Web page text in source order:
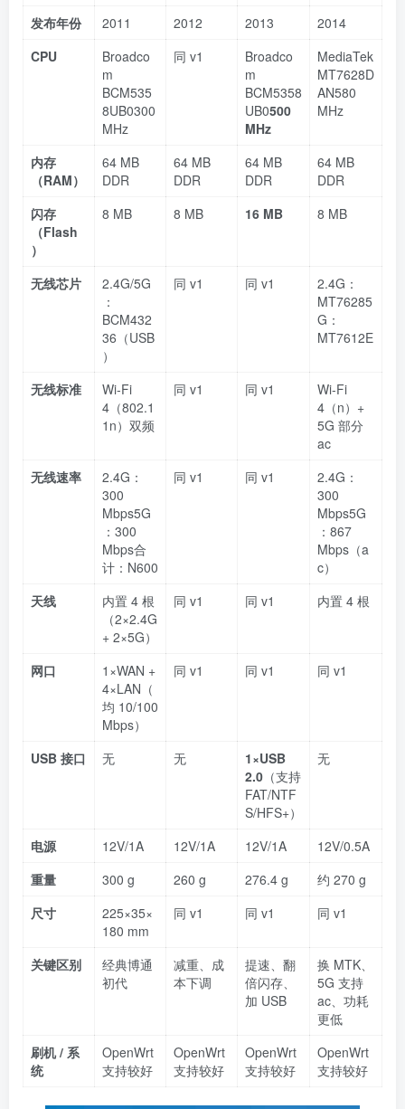
发布年份 2011 2012 2013
2014
CPU
Broadco
m
BCM535
8UB0300
MHz
同 v1
Broadco
m
BCM5358
UB0500
MHz
MediaTek
MT7628D
AN580
MHz
内存
（RAM）
64 MB
DDR
64 MB
DDR
64 MB
DDR
64 MB
DDR
闪存
（Flash
）
8 MB 8 MB 16 MB 8 MB
无线芯片
2.4G/5G
：
BCM432
36（USB
）
同 v1 同 v1
2.4G：
MT76285
G：
MT7612E
无线标准
Wi‑Fi
4（802.1
1n）双频
同 v1 同 v1
Wi‑Fi
4（n）+
5G 部分
ac
无线速率
2.4G：
300
Mbps5G
：300
Mbps合
计：N600
同 v1 同 v1
2.4G：
300
Mbps5G
：867
Mbps（a
c）
天线
内置 4 根
（2×2.4G
+ 2×5G）
同 v1 同 v1 内置 4 根
网口
1×WAN +
4×LAN（
均 10/100
Mbps）
同 v1 同 v1 同 v1
USB 接口 无 无
1×USB
2.0 （支持
FAT/NTF
S/HFS+）
无
电源 12V/1A 12V/1A 12V/1A
12V/0.5A
重量
300 g 260 g 276.4 g
约 270 g
尺寸
225×35×
180 mm
同 v1 同 v1 同 v1
关键区别
经典博通
初代
减重、成
本下调
提速、翻
倍闪存、
加 USB
换 MTK、
5G 支持
ac、功耗
更低
刷机 / 系
统
OpenWrt
支持较好
OpenWrt
支持较好
OpenWrt
支持较好
OpenWrt
支持较好